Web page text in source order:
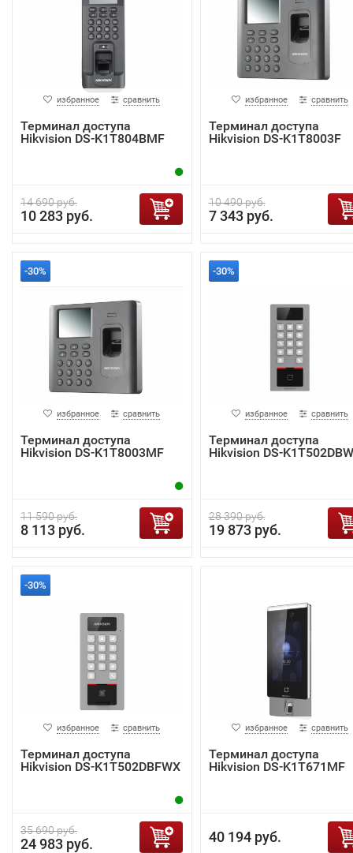
избранное сравнить
Терминал доступа
Hikvision DS-K1T804BMF
14 690 руб.
10 283 руб.
избранное сравнить
Терминал доступа
Hikvision DS-K1T8003F
10 490 руб.
7 343 руб.
-30%
избранное сравнить
Терминал доступа
Hikvision DS-K1T8003MF
11 590 руб.
8 113 руб.
-30%
избранное сравнить
Терминал доступа
Hikvision DS-
28 390 руб.
19 873 руб.
-30%
избранное сравнить
Терминал доступа
Hikvision DS-K1T502DBFWX
35 690 руб.
24 983 руб.
избранное сравнить
Терминал доступа
Hikvision DS-K1T671MF
40 194 руб.